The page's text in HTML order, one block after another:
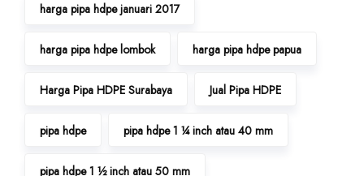
harga pipa hdpe januari 2017
harga pipa hdpe lombok harga pipa hdpe papua
Harga Pipa HDPE Surabaya Jual Pipa HDPE
pipa hdpe pipa hdpe 1 ¼ inch atau 40 mm
pipa hdpe 1 ½ inch atau 50 mm